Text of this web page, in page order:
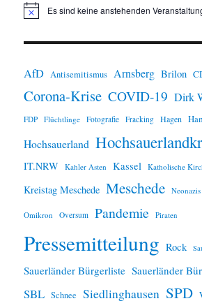
H
Es sind keine anstehenden
AfD Antisemitismus Arnsberg Brilon
Corona-Krise COVID-19 Dirk
FDP Flüchtlinge Fotografie Fracking Hagen
Hochsauerland
IT.NRW Kahler Asten Kassel Katholische
Kreistag Meschede Meschede Neonazis
Omikron Oversum Pandemie Piraten
Pressemitteilung Rock
Sauerländer Bürgerliste Sauerländer
SBL Schnee Siedlinghausen SPD